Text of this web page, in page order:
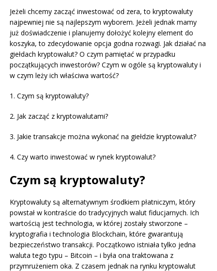
Jeżeli chcemy zacząć inwestować od zera, to kryptowaluty
najpewniej nie są najlepszym wyborem. Jeżeli jednak mamy
już doświadczenie i planujemy dołożyć kolejny element do
koszyka, to zdecydowanie opcja godna rozwagi. Jak działać na
giełdach kryptowalut? O czym pamiętać w przypadku
początkujących inwestorów? Czym w ogóle są kryptowaluty i
w czym leży ich właściwa wartość?
1. Czym są kryptowaluty?
2. Jak zacząć z kryptowalutami?
3. Jakie transakcje można wykonać na giełdzie kryptowalut?
4. Czy warto inwestować w rynek kryptowalut?
Czym są kryptowaluty?
Kryptowaluty są alternatywnym środkiem płatniczym, który
powstał w kontraście do tradycyjnych walut fiducjarnych. Ich
wartością jest technologia, w której zostały stworzone –
kryptografia i technologia Blockchain, które gwarantują
bezpieczeństwo transakcji. Początkowo istniała tylko jedna
waluta tego typu – Bitcoin – i była ona traktowana z
przymrużeniem oka. Z czasem jednak na rynku kryptowalut